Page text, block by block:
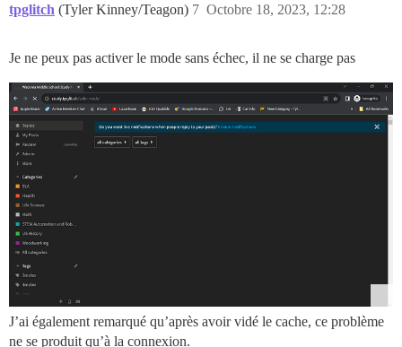
tpglitch (Tyler Kinney/Teagon) Octobre 18, 2023, 12:28
7
Je ne peux pas activer le mode sans échec, il ne se charge pas
J’ai également remarqué qu’après avoir vidé le cache, ce problème
ne se produit qu’à la connexion.